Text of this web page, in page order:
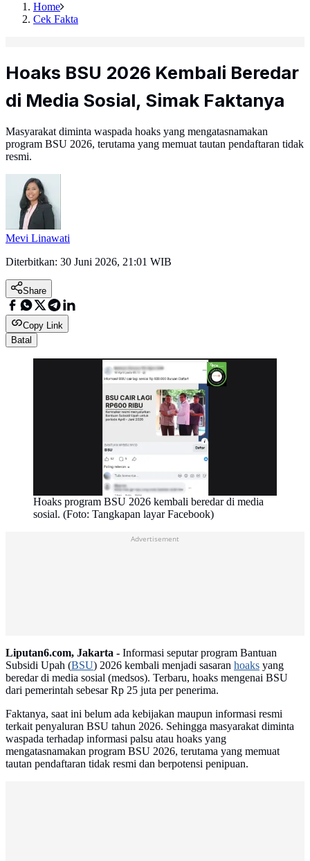
Home
Cek Fakta
Hoaks BSU 2026 Kembali Beredar
di Media Sosial, Simak Faktanya
Masyarakat diminta waspada hoaks yang mengatasnamakan
program BSU 2026, terutama yang memuat tautan pendaftaran tidak
resmi.
Mevi Linawati
Diterbitkan: 30 Juni 2026, 21:01 WIB
Share
Copy Link
Batal
Hoaks program BSU 2026 kembali beredar di media
sosial. (Foto: Tangkapan layar Facebook)
Advertisement
Liputan6.com, Jakarta - Informasi seputar program Bantuan
Subsidi Upah (BSU) 2026 kembali menjadi sasaran hoaks yang
beredar di media sosial (medsos). Terbaru, hoaks mengenai BSU
dari pemerintah sebesar Rp 25 juta per penerima.
Faktanya, saat ini belum ada kebijakan maupun informasi resmi
terkait penyaluran BSU tahun 2026. Sehingga masyarakat diminta
waspada terhadap informasi palsu atau hoaks yang
mengatasnamakan program BSU 2026, terutama yang memuat
tautan pendaftaran tidak resmi dan berpotensi penipuan.